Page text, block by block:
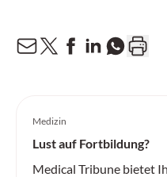
Medizin
Lust auf Fortbildung?
Medical Tribune bietet